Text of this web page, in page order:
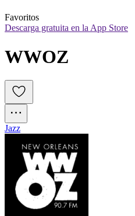
Favoritos
Descarga gratuita en la App Store
WWOZ
Jazz